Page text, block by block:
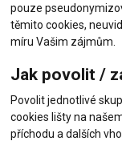
pouze
těmito cookies,
míru Vašim zájmům.
Jak povolit /
Povolit jednotlivé
cookies lišty na
příchodu a dalších